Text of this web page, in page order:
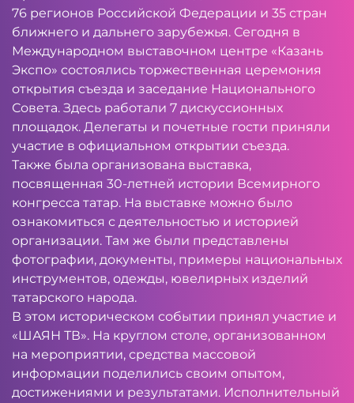
76 регионов Российской Федерации и 35 стран
ближнего и дальнего зарубежья. Сегодня в
Международном выставочном центре «Казань
Экспо» состоялись торжественная церемония
открытия съезда и заседание Национального
Совета. Здесь работали 7 дискуссионных
площадок. Делегаты и почетные гости приняли
участие в официальном открытии съезда.
Также была организована выставка,
посвященная 30-летней истории Всемирного
конгресса татар. На выставке можно было
ознакомиться с деятельностью и историей
организации. Там же были представлены
фотографии, документы, примеры национальных
инструментов, одежды, ювелирных изделий
татарского народа.
В этом историческом событии принял участие и
«ШАЯН ТВ». На круглом столе, организованном
на мероприятии, средства массовой
информации поделились своим опытом,
достижениями и результатами. Исполнительный